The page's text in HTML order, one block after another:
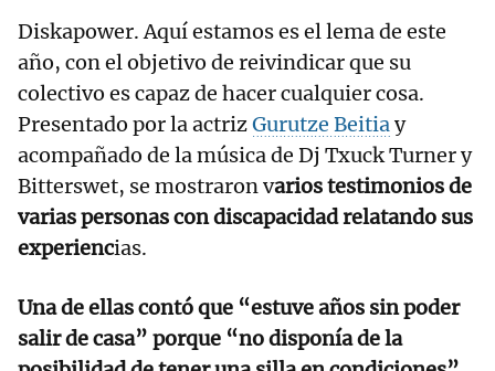
Diskapower. Aquí estamos es el lema de este
año, con el objetivo de reivindicar que su
colectivo es capaz de hacer cualquier cosa.
Presentado por la actrizGurutze Beitiay
acompañado de la música de Dj Txuck Turner y
Bitterswet, se mostraron varios testimonios de
varias personas con discapacidad relatando sus
experiencias.
Una de ellas contó que “estuve años sin poder
salir de casa” porque “no disponía de la